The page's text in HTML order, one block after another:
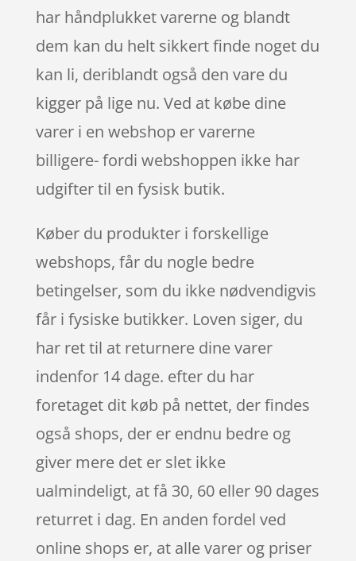
har håndplukket varerne og blandt
dem kan du helt sikkert finde noget du
kan li, deriblandt også den vare du
kigger på lige nu. Ved at købe dine
varer i en webshop er varerne
billigere- fordi webshoppen ikke har
udgifter til en fysisk butik.
Køber du produkter i forskellige
webshops, får du nogle bedre
betingelser, som du ikke nødvendigvis
får i fysiske butikker. Loven siger, du
har ret til at returnere dine varer
indenfor 14 dage. efter du har
foretaget dit køb på nettet, der findes
også shops, der er endnu bedre og
giver mere det er slet ikke
ualmindeligt, at få 30, 60 eller 90 dages
returret i dag. En anden fordel ved
online shops er, at alle varer og priser